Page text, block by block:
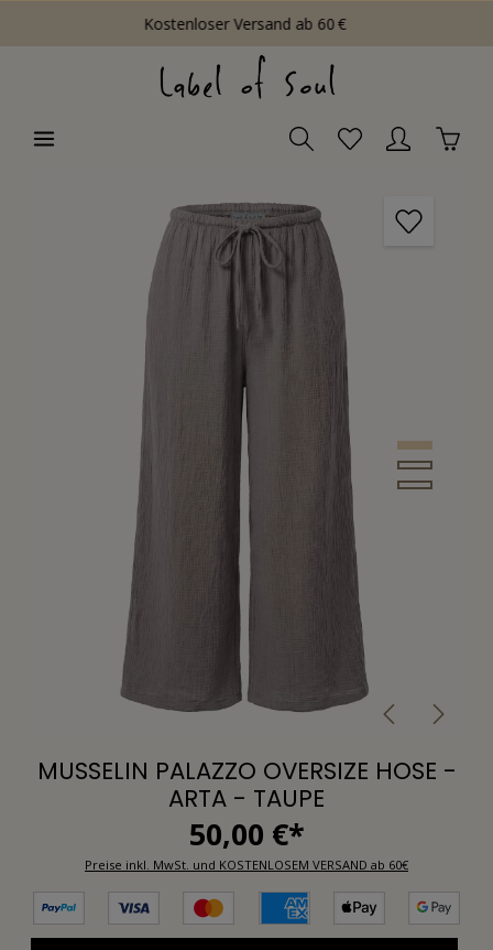
Kostenloser Versand ab 60 €
MUSSELIN PALAZZO OVERSIZE HOSE -
ARTA - TAUPE
50,00 €*
Preise inkl. MwSt. und KOSTENLOSEM VERSAND ab 60€